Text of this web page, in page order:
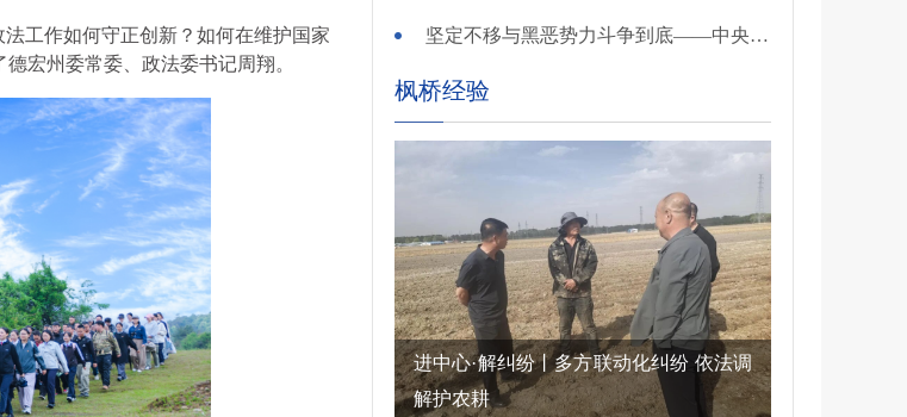
工作如何守正创新？如何在维护国家
宏州委常委、政法委书记周翔。
坚定不移与黑恶势力斗争到底——中央政法委负责同志就开展深化扫黑除恶专项斗争有关问题答记者问
枫桥经验
进中心·解纠纷丨多方联动化纠纷 依法调
解护农耕